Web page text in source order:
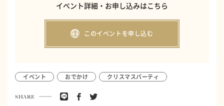
イベント詳細・お申し込みはこちら
このイベントを申し込む
イベント おでかけ クリスマスパーティ
SHARE